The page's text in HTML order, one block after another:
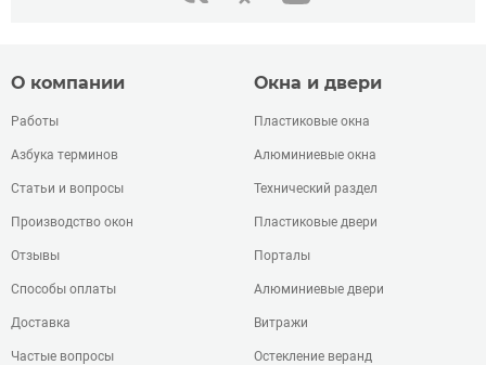
О компании
Работы
Азбука терминов
Статьи и вопросы
Производство окон
Отзывы
Способы оплаты
Доставка
Частые вопросы
Окна и двери
Пластиковые окна
Алюминиевые окна
Технический раздел
Пластиковые двери
Порталы
Алюминиевые двери
Витражи
Остекление веранд